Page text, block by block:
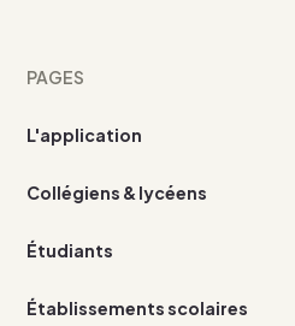
PAGES
L'application
Collégiens & lycéens
Étudiants
Établissements scolaires